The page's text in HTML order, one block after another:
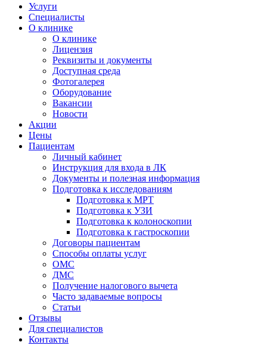
Услуги
Специалисты
О клинике
О клинике
Лицензия
Реквизиты и документы
Доступная среда
Фотогалерея
Оборудование
Вакансии
Новости
Акции
Цены
Пациентам
Личный кабинет
Инструкция для входа в ЛК
Документы и полезная информация
Подготовка к исследованиям
Подготовка к МРТ
Подготовка к УЗИ
Подготовка к колоноскопии
Подготовка к гастроскопии
Договоры пациентам
Способы оплаты услуг
ОМС
ДМС
Получение налогового вычета
Часто задаваемые вопросы
Статьи
Отзывы
Для специалистов
Контакты